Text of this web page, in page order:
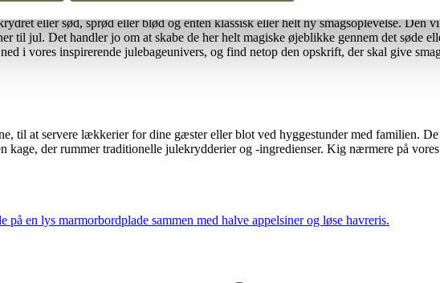
eller sød, sprød eller blød og enten klassisk eller helt ny smagsoplevelse. Den
til jul. Det handler jo om at skabe de her helt magiske øjeblikke gennem det søde
i vores inspirerende julebageunivers, og find netop den opskrift, der skal give
til at servere lækkerier for dine gæster eller blot ved hyggestunder med familien.
kage, der rummer traditionelle julekrydderier og -ingredienser. Kig nærmere på